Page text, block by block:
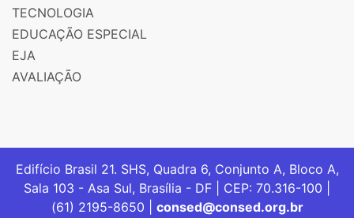
TECNOLOGIA
EDUCAÇÃO ESPECIAL
EJA
AVALIAÇÃO
Edifício Brasil 21. SHS, Quadra 6, Conjunto A, Bloco A,
Sala 103 - Asa Sul, Brasília - DF | CEP: 70.316-100 |
(61) 2195-8650 | consed@consed.org.br